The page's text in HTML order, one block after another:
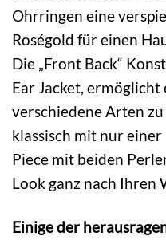
Ohrringen eine
Roségold für einen
Die „Front Back“
Ear Jacket,
verschiedene Arten
klassisch mit nur
Piece mit beiden
Look ganz nach Ihren
Einige der